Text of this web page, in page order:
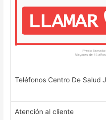
Teléfonos Centro De Salud
Atención al cliente